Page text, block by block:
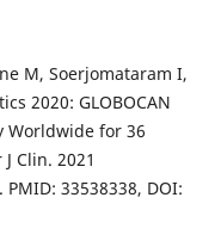
M, Soerjomataram I,
2020: GLOBOCAN
Worldwide for 36
Clin. 2021
33538338, DOI: